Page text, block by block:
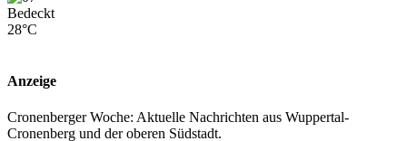
Bedeckt
28°C
Anzeige
Cronenberger Woche: Aktuelle Nachrichten aus Wuppertal-
Cronenberg und der oberen Südstadt.